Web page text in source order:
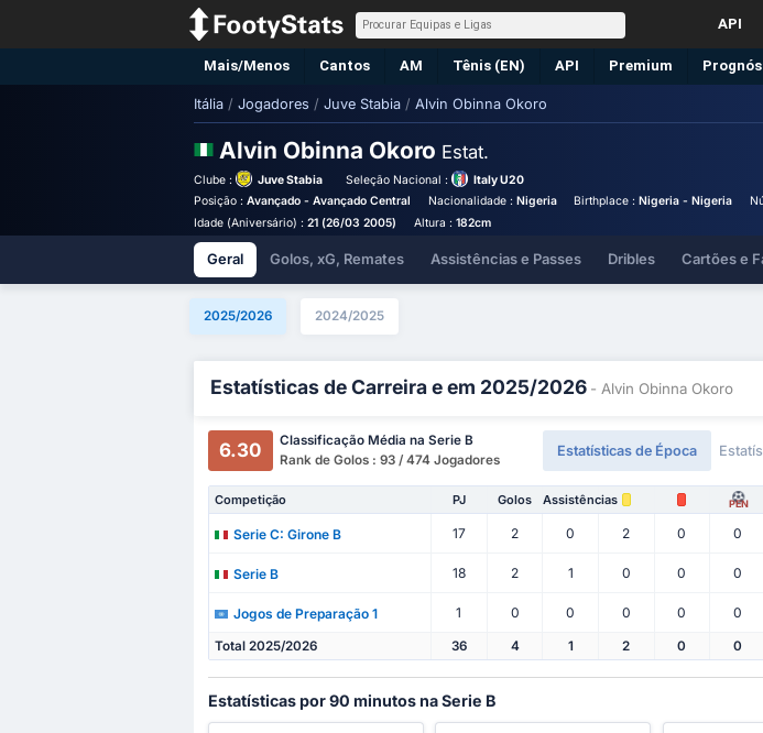
API
Mais/Menos Cantos AM Tênis (EN) API Premium
Itália / Jogadores / Juve Stabia / Alvin Obinna Okoro
Alvin Obinna Okoro Estat.
Clube : Juve Stabia Seleção Nacional :
Italy U20
Posição : Avançado - Avançado Central Nacionalidade : Nigeria Birthplace :Nigeria - Nigeria
Idade (Aniversário) : 21 (26/03 2005) Altura : 182cm
Geral Golos, xG, Remates Assistências e Passes Dribles Cartões e
2025/2026 2024/2025
Estatísticas de Carreira e em 2025/2026 - Alvin Obinna Okoro
6.30
Classificação Média na Serie B
Rank de Golos : 93 / 474 Jogadores
Estatísticas de Época
Competição PJ Golos Assistências PEN
Serie C: Girone B 17 2 0 2 0 0
Serie B 18 2 1 0 0 0
Jogos de Preparação 1 1 0 0 0 0 0
Total 2025/2026 36 4 1 2 0 0
Estatísticas por 90 minutos na Serie B